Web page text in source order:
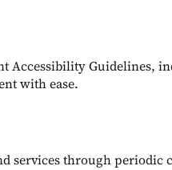
Guidelines,
with ease.
through periodic